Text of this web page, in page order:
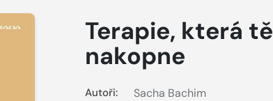
Terapie, která tě
nakopne
Autoři: Sacha Bachim